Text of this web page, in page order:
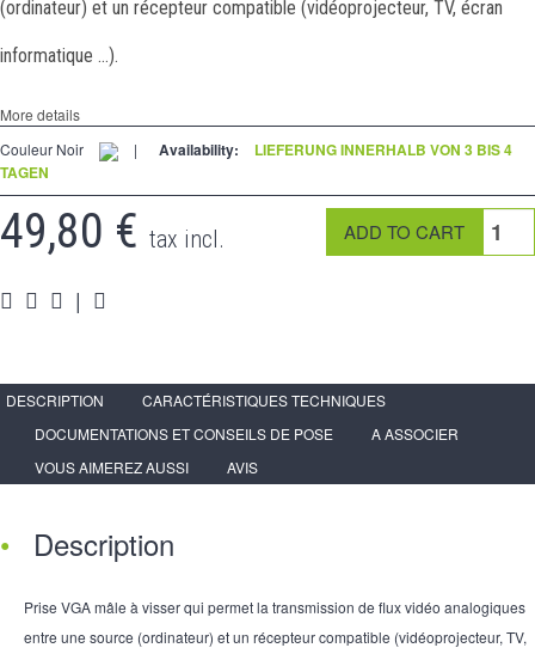
Pièces
Programme Revendeur - LIVOLO France Site Officiel
(ordinateur) et un récepteur compatible (vidéoprojecteur, TV, écran
informatique ...).
More details
Couleur Noir
| Availability:
LIEFERUNG INNERHALB VON 3 BIS 4
TAGEN
49,80 € tax incl.
|
DESCRIPTION
CARACTÉRISTIQUES TECHNIQUES
DOCUMENTATIONS ET CONSEILS DE POSE
A ASSOCIER
VOUS AIMEREZ AUSSI
AVIS
Description
Prise VGA mâle à visser qui permet la transmission de flux vidéo analogiques
entre une source (ordinateur) et un récepteur compatible (vidéoprojecteur, TV,